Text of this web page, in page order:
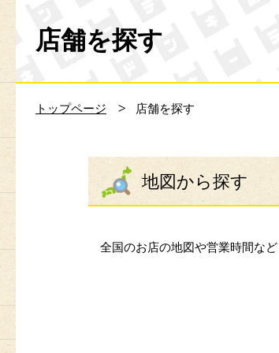
総合ディスカウントストア 驚安の殿堂 ドン・キホーテ
店舗を探す
トップページ 店舗を探す
地図から探す
全国のお店の地図や営業時間など